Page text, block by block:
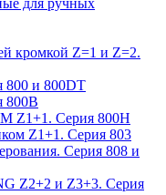
для ручных
кромкой Z=1 и Z=2.
800 и 800DT
800B
Z1+1. Серия 800H
Z1+1. Серия 803
Серия 808 и
Z2+2 и Z3+3. Серия